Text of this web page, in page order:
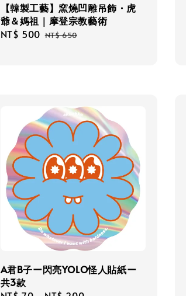
【韓製工藝】窯燒凹雕吊飾・虎
爺＆媽祖｜摩登宗教藝術
Sale
NT$ 500 Regular
NT$ 650
A君B子ー閃亮YOLO怪人貼紙ー
共3款